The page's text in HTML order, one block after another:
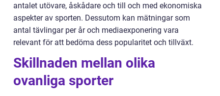
antalet utövare, åskådare och till och med ekonomiska
aspekter av sporten. Dessutom kan mätningar som
antal tävlingar per år och mediaexponering vara
relevant för att bedöma dess popularitet och tillväxt.
Skillnaden mellan olika
ovanliga sporter